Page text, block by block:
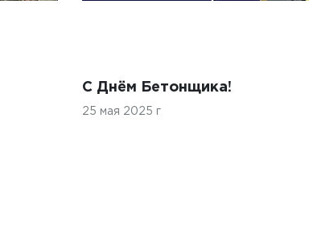
С Днём Бетонщика!
25 мая 2025 г